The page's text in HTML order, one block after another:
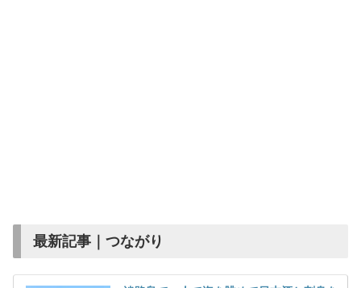
最新記事｜つながり